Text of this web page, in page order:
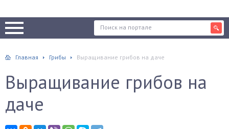
Главная Грибы Выращивание грибов на даче
Выращивание грибов на
даче